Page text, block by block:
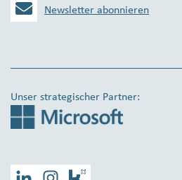
Newsletter abonnieren
Unser strategischer Partner: